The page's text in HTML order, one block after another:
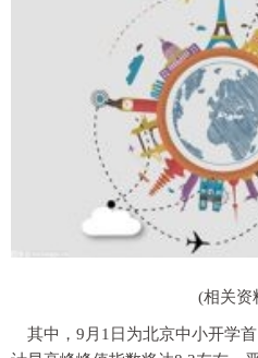
(相关资
其中，9月1日为北京中小开学